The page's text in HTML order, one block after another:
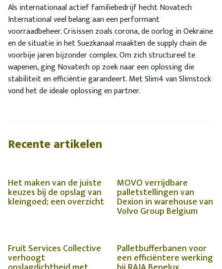
Als internationaal actief familiebedrijf hecht Novatech
International veel belang aan een performant
voorraadbeheer. Crisissen zoals corona, de oorlog in Oekraïne
en de situatie in het Suezkanaal maakten de supply chain de
voorbije jaren bijzonder complex. Om zich structureel te
wapenen, ging Novatech op zoek naar een oplossing die
stabiliteit en efficiëntie garandeert. Met Slim4 van Slimstock
vond het de ideale oplossing en partner.
Recente artikelen
Het maken van de juiste
keuzes bij de opslag van
kleingoed; een overzicht
MOVO verrijdbare
palletstellingen van
Dexion in warehouse van
Volvo Group Belgium
Fruit Services Collective
verhoogt
Palletbufferbanen voor
een efficiëntere werking